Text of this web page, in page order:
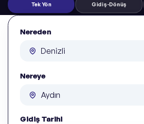
Tek Yön Gidiş-Dönüş
Nereden
Nereye
Gidiş Tarihi